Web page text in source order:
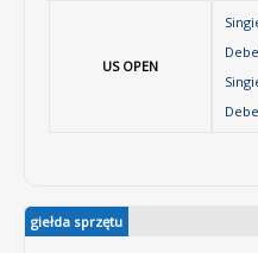
US OPEN
giełda sprzętu